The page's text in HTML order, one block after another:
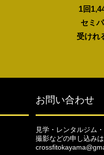
1回
セミ
受けれ
お問い合わせ
見学・レンタルジム
撮影などの申し込み